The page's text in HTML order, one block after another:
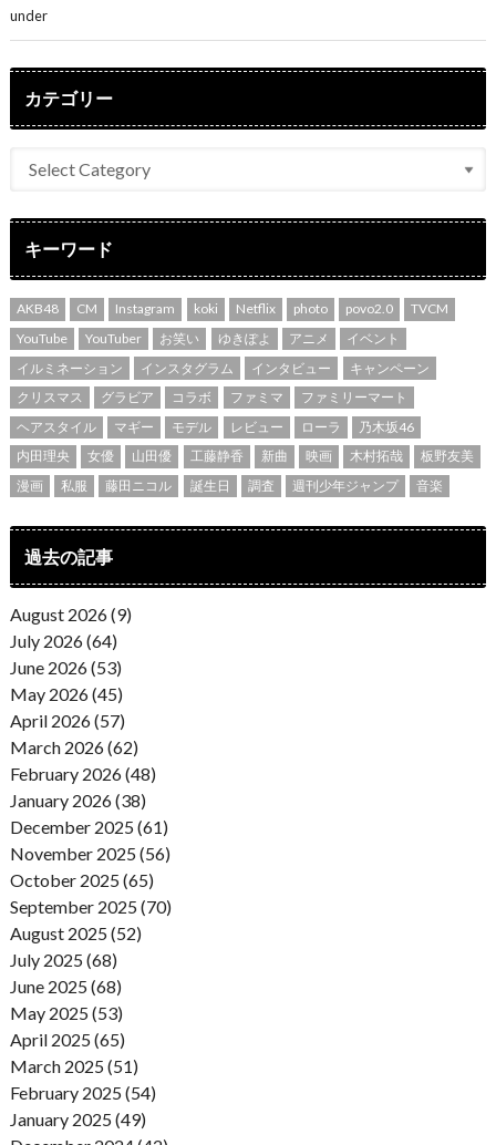
under
カテゴリー
キーワード
AKB48 CM Instagram koki Netflix photo povo2.0
TVCM
YouTube
YouTuber お笑い ゆきぽよ アニメ
イベント
イルミネーション
インスタグラム インタビュー
キャンペーン
クリスマス
グラビア コラボ ファミマ
ファミリーマート
ヘアスタイル
マギー モデル レビュー ローラ
乃木坂46
内田理央
女優 山田優 工藤静香 新曲 映画 木村拓哉
板野友美
漫画
私服 藤田ニコル 誕生日 調査 週刊少年ジャンプ 音楽
過去の記事
August 2026 (9)
July 2026 (64)
June 2026 (53)
May 2026 (45)
April 2026 (57)
March 2026 (62)
February 2026 (48)
January 2026 (38)
December 2025 (61)
November 2025 (56)
October 2025 (65)
September 2025 (70)
August 2025 (52)
July 2025 (68)
June 2025 (68)
May 2025 (53)
April 2025 (65)
March 2025 (51)
February 2025 (54)
January 2025 (49)